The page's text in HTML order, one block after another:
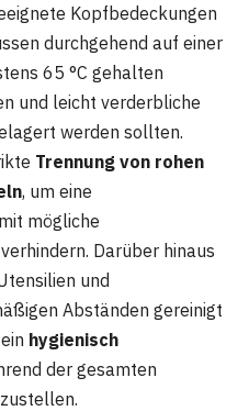
Kopfbedeckungen
durchgehend auf einer
65 °C gehalten
und leicht verderbliche
werden sollten.
Trennung von rohen
, um eine
mögliche
Darüber hinaus
und
Abständen gereinigt
hygienisch
der gesamten